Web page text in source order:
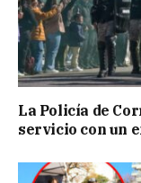
La Policía de
servicio con un